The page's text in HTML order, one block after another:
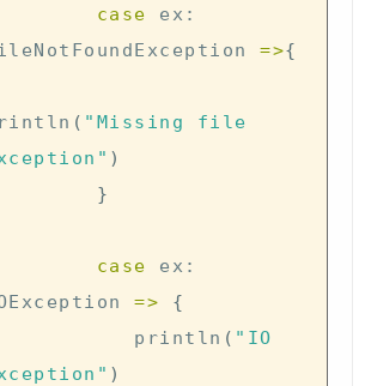
case ex :
=>{
( "Missing file
)
}
case ex :
=>
{
            println
( "IO
)